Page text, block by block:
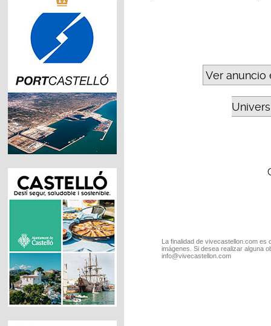
Ver anuncio
La finalidad de vivecastellon.com
imágenes. Si desea realizar alguna
info@vivecastellon.com